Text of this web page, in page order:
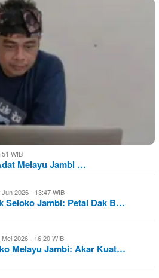
WIB
Melayu Jambi …
Jun 2026 - 13:47 WIB
Seloko Jambi: Petai Dak B…
Mei 2026 - 16:20 WIB
Melayu Jambi: Akar Kuat…